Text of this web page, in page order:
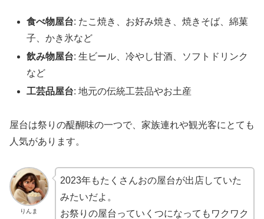
食べ物屋台: たこ焼き、お好み焼き、焼きそば、綿菓
子、かき氷など
飲み物屋台: 生ビール、冷やし甘酒、ソフトドリンク
など
工芸品屋台: 地元の伝統工芸品やお土産
屋台は祭りの醍醐味の一つで、家族連れや観光客にとても
人気があります。
りんま
2023年もたくさんおの屋台が出店していた
みたいだよ。
お祭りの屋台っていくつになってもワクワク